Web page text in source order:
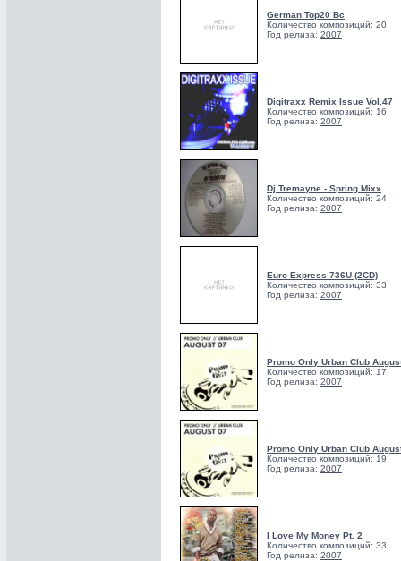
German Top20 Bc
Количество композиций: 20
Год релиза: 2007
Digitraxx Remix Issue Vol.47
Количество композиций: 16
Год релиза: 2007
Dj Tremayne - Spring Mixx
Количество композиций: 24
Год релиза: 2007
Euro Express 736U (2CD)
Количество композиций: 33
Год релиза: 2007
Promo Only Urban Club
Количество композиций: 17
Год релиза: 2007
Promo Only Urban Club
Количество композиций: 19
Год релиза: 2007
I Love My Money Pt. 2
Количество композиций: 33
Год релиза: 2007